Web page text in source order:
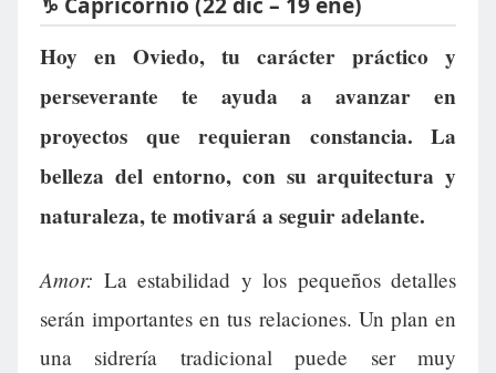
Hoy en Oviedo, tu carácter práctico y
perseverante te ayuda a avanzar en
proyectos que requieran constancia. La
belleza del entorno, con su arquitectura y
naturaleza, te motivará a seguir adelante.
Amor: La estabilidad y los pequeños detalles
serán importantes en tus relaciones. Un plan en
una sidrería tradicional puede ser muy